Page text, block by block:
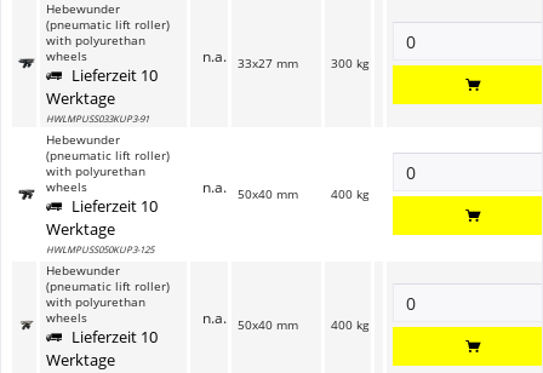
Hebewunder
(pneumatic lift roller)
with polyurethan
wheels
Lieferzeit 10
Werktage
HWLMPUSS033KUP3-91
n.a. 33x27 mm 300 kg
Hebewunder
(pneumatic lift roller)
with polyurethan
wheels
Lieferzeit 10
Werktage
HWLMPUSS050KUP3-125
n.a. 50x40 mm 400 kg
Hebewunder
(pneumatic lift roller)
with polyurethan
wheels
Lieferzeit 10
Werktage
n.a. 50x40 mm 400 kg